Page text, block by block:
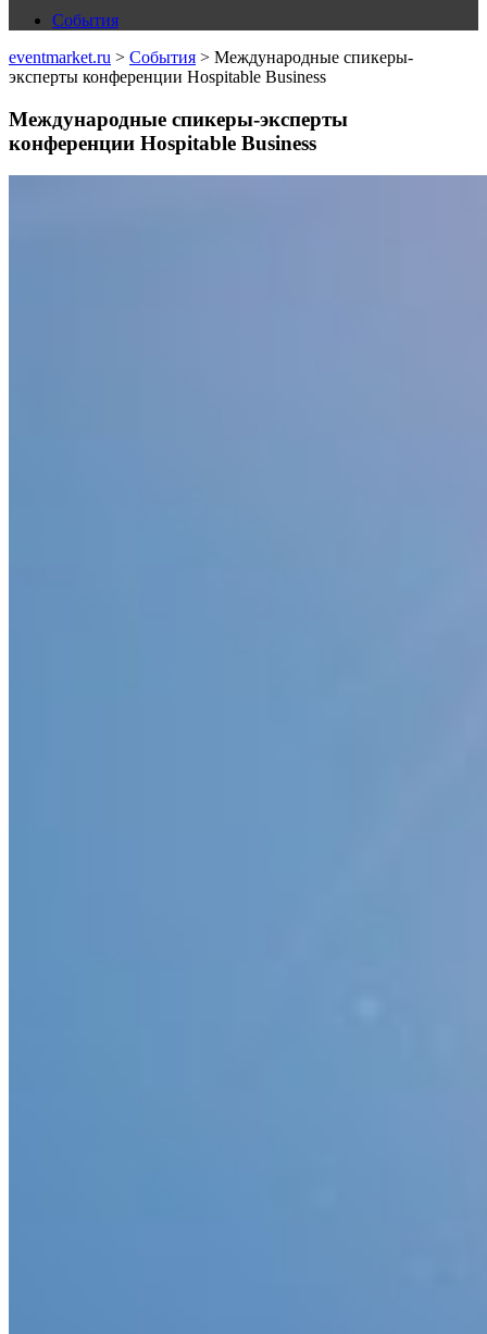
События
eventmarket.ru > События > Международные спикеры-
эксперты конференции Hospitable Business
Международные спикеры-эксперты
конференции Hospitable Business